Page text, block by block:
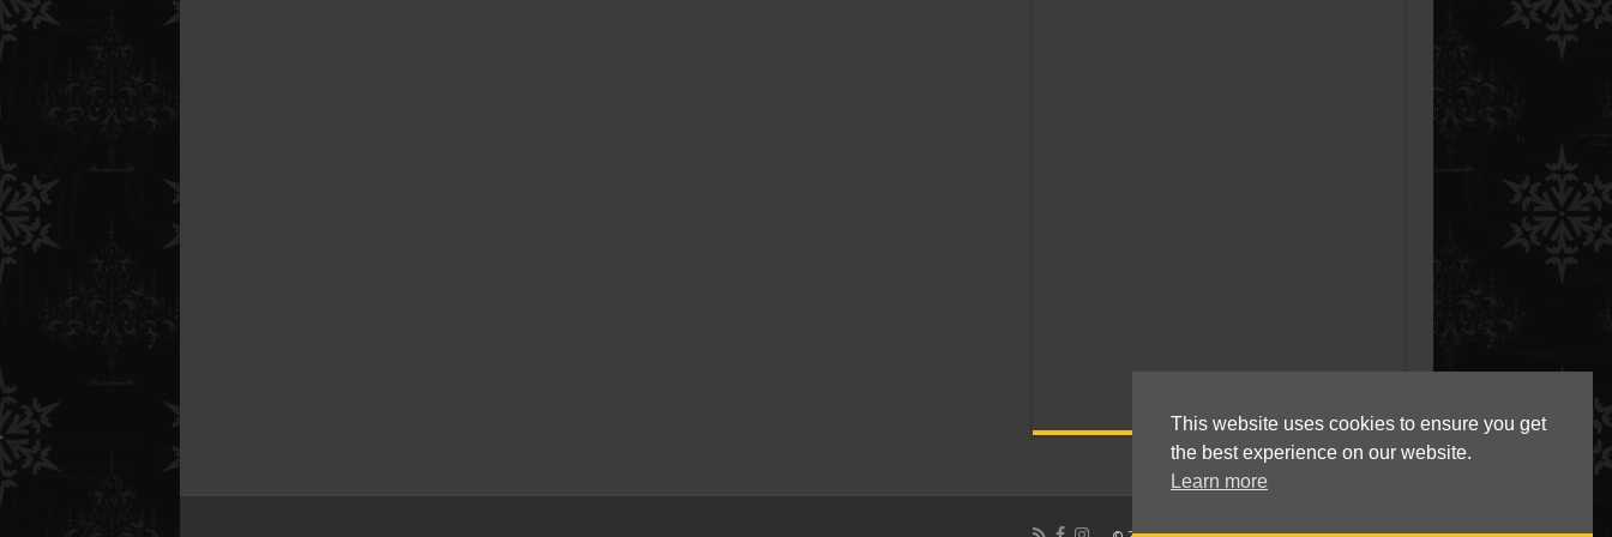
This website uses cookies to ensure you get
the best experience on our website.
Learn more